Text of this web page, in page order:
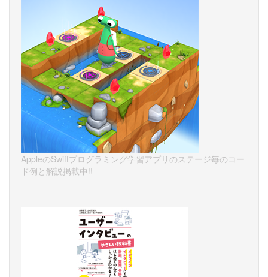
AppleのSwiftプログラミング学習アプリのステージ毎のコー
ド例と解説掲載中!!